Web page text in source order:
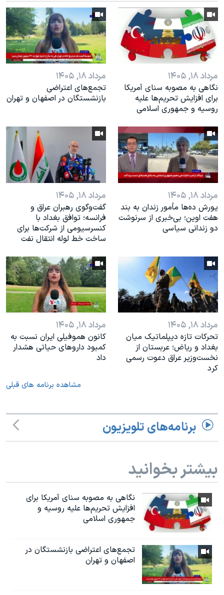
نرگس محمدی برنده جایزه نوبل صلح
همایش محافظه‌کاران آمریکا «سی‌پک»
صفحه‌های ویژه
سفر پرزیدنت ترامپ به چینمرداد ۱۸, ۱۴۰۵
نگاهی به مصوبه سنای آمریکا
برای افزایش تحریم‌ها علیه
روسیه و جمهوری اسلامی
مرداد ۱۸, ۱۴۰۵
تجمع‌های اعتراضی
بازنشستگان در اصفهان و تهران
مرداد ۱۸, ۱۴۰۵
یورش ده‌ها مأمور زندان به بند
هفت اوین؛ بی‌خبری از سرنوشت
دو زندانی سیاسی
مرداد ۱۸, ۱۴۰۵
گفت‌وگوی رهبران عراق و
فرانسه؛ توافق بغداد با
کنسرسیومی از شرکت‌ها برای
ساخت خط لوله انتقال نفت
مرداد ۱۸, ۱۴۰۵
تحرکات تازه دیپلماتیک میان
بغداد و ریاض؛ عربستان از
نخست‌وزیر عراق دعوت رسمی
کرد
مرداد ۱۸, ۱۴۰۵
کانون هموفیلی ایران نسبت به
کمبود داروهای حیاتی هشدار
داد
مشاهده برنامه های قبلی
برنامه‌های تلویزیون
بیشتر بخوانید
نگاهی به مصوبه سنای آمریکا برای
افزایش تحریم‌ها علیه روسیه و
جمهوری اسلامی
تجمع‌های اعتراضی بازنشستگان در
اصفهان و تهران